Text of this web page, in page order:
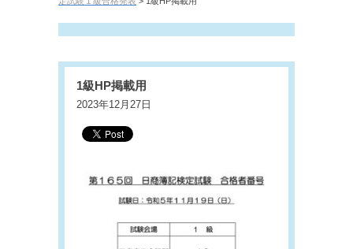
1級HP掲載用
2023年12月27日